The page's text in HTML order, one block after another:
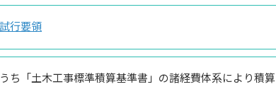
行要領
ち「土木工事標準積算基準書」の諸経費体系により積